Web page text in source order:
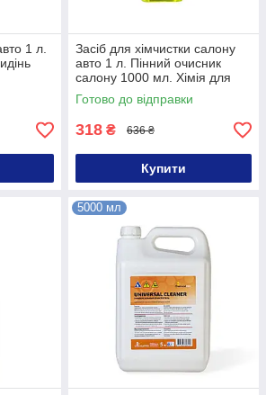
1 л.
Засіб для хімчистки салону
авто 1 л. Пінний очисник
салону 1000 мл. Хімія для
хімчистки салону 1000 мл
Готово до відправки
318 ₴ 636 ₴
Купити
5000 мл